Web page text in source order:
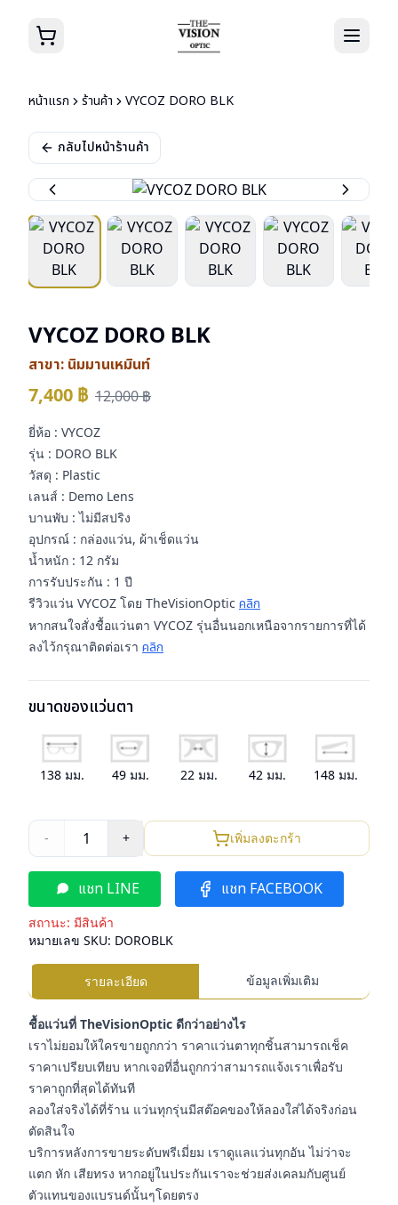
หน้าแรก ร้านค้า VYCOZ DORO BLK
กลับไปหน้าร้านค้า
VYCOZ DORO BLK
สาขา: นิมมานเหมินท์
7,400 ฿ 12,000฿
ยี่ห้อ : VYCOZ
รุ่น : DORO BLK
วัสดุ : Plastic
เลนส์ : Demo Lens
บานพับ : ไม่มีสปริง
อุปกรณ์ : กล่องแว่น, ผ้าเช็ดแว่น
น้ำหนัก : 12 กรัม
การรับประกัน : 1 ปี
รีวิวแว่น VYCOZ โดย TheVisionOptic คลิก
หากสนใจสั่งชื้อแว่นตา VYCOZ รุ่นอื่นนอกเหนือจากรายการที่ได้
ลงไว้กรุณาติดต่อเรา คลิก
ขนาดของแว่นตา
138 มม. 49 มม. 22มม. 42มม. 148มม.
- 1 + เพิ่มลงตะกร้า
แชท LINE แชท FACEBOOK
สถานะ: มีสินค้า
หมายเลข SKU: DOROBLK
รายละเอียด ข้อมูลเพิ่มเติม
ชื้อแว่นที่ TheVisionOptic ดีกว่าอย่างไร
เราไม่ยอมให้ใครขายถูกกว่า ราคาแว่นตาทุกชิ้นสามารถเช็ค
ราคาเปรียบเทียบ หากเจอที่อื่นถูกกว่าสามารถแจ้งเราเพื่อรับ
ราคาถูกที่สุดได้ทันที
ลองใส่จริงได้ที่ร้าน แว่นทุกรุ่นมีสต๊อคของให้ลองใส่ได้จริงก่อน
ตัดสินใจ
บริการหลังการขายระดับพรีเมี่ยม เราดูแลแว่นทุกอัน ไม่ว่าจะ
แตก หัก เสียทรง หากอยู่ในประกันเราจะช่วยส่งเคลมกับศูนย์
ตัวแทนของแบรนด์นั้นๆโดยตรง